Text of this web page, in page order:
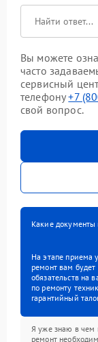
Вы можете
часто
сервисный
телефону+7
свой вопрос.
Какие документы
На этапе приема
ремонт вам будет
обязательств на
по ремонту
гарантийный
Я уже знаю в чем
ремонт